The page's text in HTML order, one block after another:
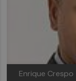
Enrique Crespo